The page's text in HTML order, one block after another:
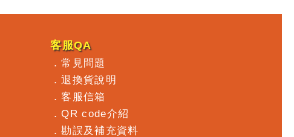
客服QA
．常見問題
．退換貨說明
．客服信箱
．QR code介紹
．勘誤及補充資料